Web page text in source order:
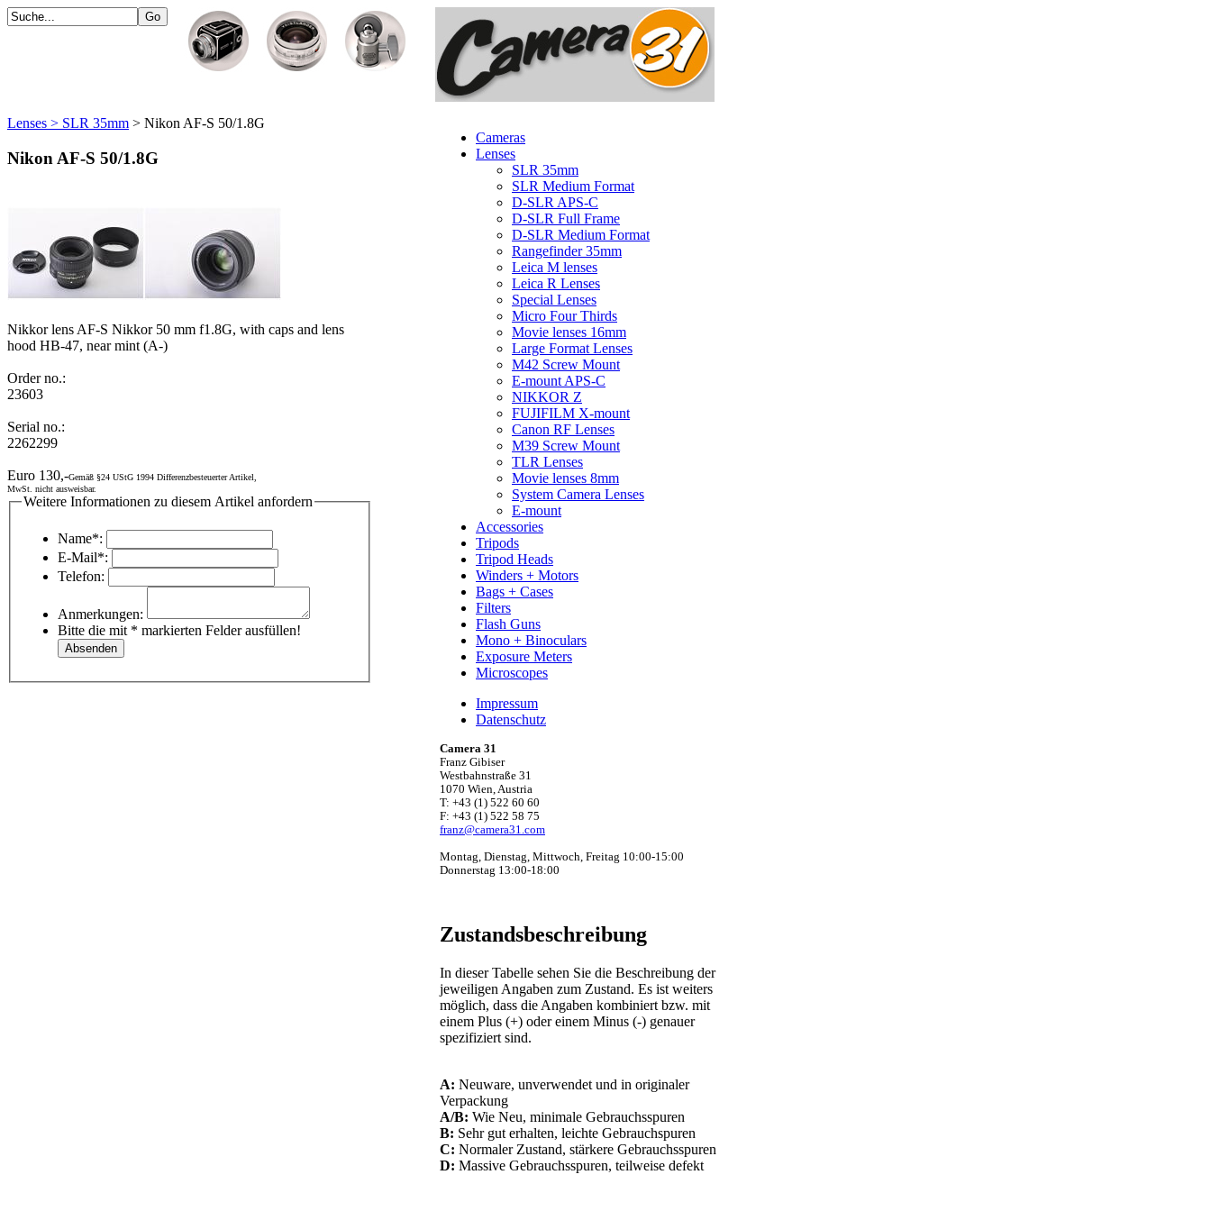
Lenses > SLR 35mm > Nikon AF-S 50/1.8G
Nikon AF-S 50/1.8G
Nikkor lens AF-S Nikkor 50 mm f1.8G, with caps and lens
hood HB-47, near mint (A-)
Order no.:
23603
Serial no.:
2262299
Euro 130,-Gemäß §24 UStG 1994 Differenzbesteuerter Artikel,
MwSt. nicht ausweisbar.
Weitere Informationen zu diesem Artikel anfordern
Name*:
E-Mail*:
Telefon:
Anmerkungen:
Bitte die mit * markierten Felder ausfüllen!
Cameras
Lenses
SLR 35mm
SLR Medium Format
D-SLR APS-C
D-SLR Full Frame
D-SLR Medium Format
Rangefinder 35mm
Leica M lenses
Leica R Lenses
Special Lenses
Micro Four Thirds
Movie lenses 16mm
Large Format Lenses
M42 Screw Mount
E-mount APS-C
NIKKOR Z
FUJIFILM X-mount
Canon RF Lenses
M39 Screw Mount
TLR Lenses
Movie lenses 8mm
System Camera Lenses
E-mount
Accessories
Tripods
Tripod Heads
Winders + Motors
Bags + Cases
Filters
Flash Guns
Mono + Binoculars
Exposure Meters
Microscopes
Impressum
Datenschutz
Camera 31
Franz Gibiser
Westbahnstraße 31
1070 Wien, Austria
T: +43 (1) 522 60 60
F: +43 (1) 522 58 75
franz@camera31.com
Montag, Dienstag, Mittwoch, Freitag 10:00-15:00
Donnerstag 13:00-18:00
Zustandsbeschreibung
In dieser Tabelle sehen Sie die Beschreibung der
jeweiligen Angaben zum Zustand. Es ist weiters
möglich, dass die Angaben kombiniert bzw. mit
einem Plus (+) oder einem Minus (-) genauer
spezifiziert sind.
A: Neuware, unverwendet und in originaler
Verpackung
A/B: Wie Neu, minimale Gebrauchsspuren
B: Sehr gut erhalten, leichte Gebrauchspuren
C: Normaler Zustand, stärkere Gebrauchsspuren
D: Massive Gebrauchsspuren, teilweise defekt